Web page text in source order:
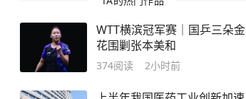
WTT横滨冠军赛｜国乒三朵金
花围剿张本美和
374阅读 2小时前